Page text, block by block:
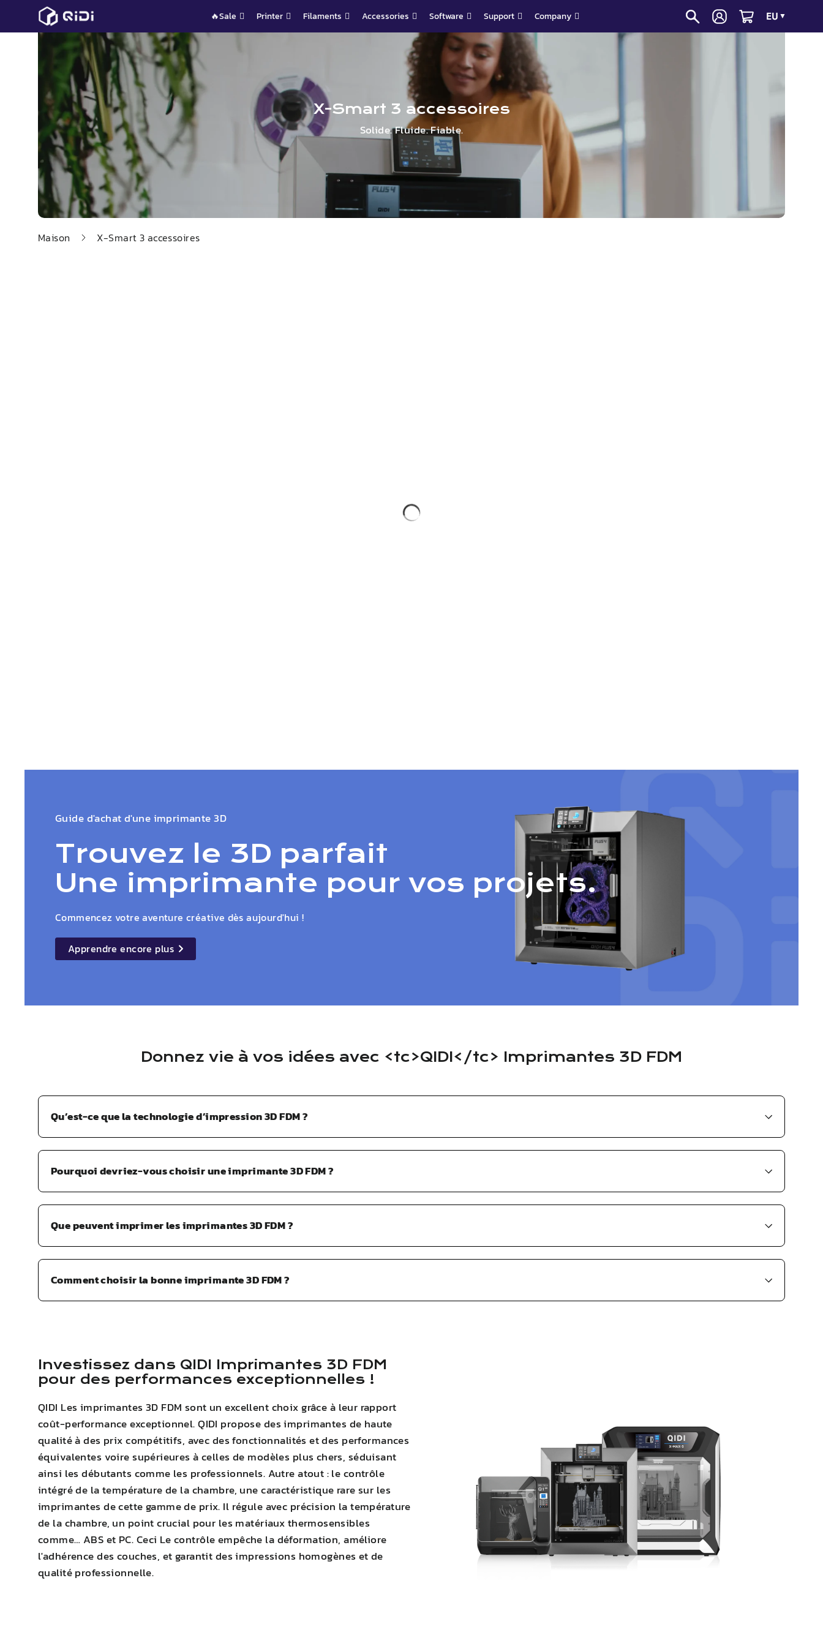
🔥Sale Printer Filaments Accessories Software Support Company EU ▼
X-Smart 3 accessoires
Solide. Fluide. Fiable.
Maison X-Smart 3 accessoires
Guide d'achat d'une imprimante 3D
Trouvez le 3D parfait
Une imprimante pour vos projets.
Commencez votre aventure créative dès aujourd'hui !
details
Apprendre encore plus
Donnez vie à vos idées avec <tc>QIDI</tc> Imprimantes 3D FDM
Qu’est-ce que la technologie d’impression 3D FDM ?
Pourquoi devriez-vous choisir une imprimante 3D FDM ?
Que peuvent imprimer les imprimantes 3D FDM ?
Comment choisir la bonne imprimante 3D FDM ?
Investissez dans QIDI
Imprimantes 3D FDM
pour des performances exceptionnelles !
QIDI Les imprimantes 3D FDM sont un excellent choix grâce à leur rapport
coût-performance exceptionnel.QIDI propose des imprimantes de haute
qualité à des prix compétitifs, avec des fonctionnalités et des performances
équivalentes voire supérieures à celles de modèles plus chers, séduisant
ainsi les débutants comme les professionnels. Autre atout : le contrôle
intégré de la température de la chambre, une caractéristique rare sur les
imprimantes de cette gamme de prix. Il régule avec précision la température
de la chambre, un point crucial pour les matériaux thermosensibles
comme… ABSet PC. Ceci Le contrôle empêche la déformation,améliore
l'adhérence des couches, et garantit des impressions homogènes et de
qualité professionnelle.